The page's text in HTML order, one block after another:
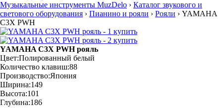
Музыкальные инструменты MuzDelo › Каталог звукового и
светового оборудования › Пианино и рояли › Рояли › YAMAHA
C3X PWH
YAMAHA C3X PWH рояль
Цвет:Полированный белый
Количество клавиш:88
Производство:Япония
Ширина:149
Высота:101
Глубина:186